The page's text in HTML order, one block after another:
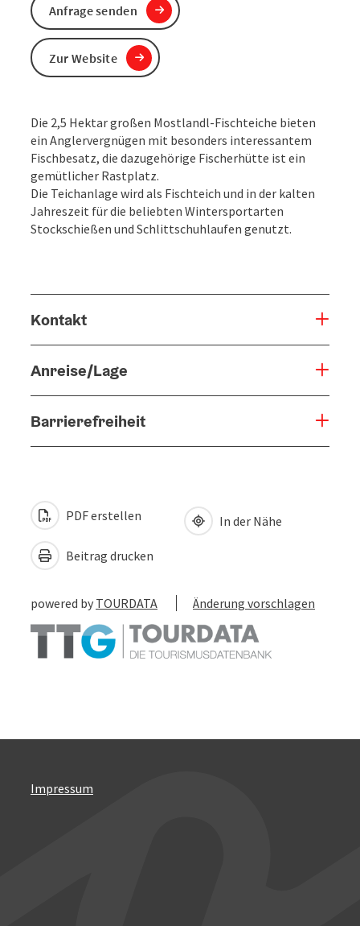
Die 2,5 Hektar großen Mostlandl-Fischteiche bieten
ein Anglervergnügen mit besonders interessantem
Fischbesatz, die dazugehörige Fischerhütte ist ein
gemütlicher Rastplatz.
Die Teichanlage wird als Fischteich und in der kalten
Jahreszeit für die beliebten Wintersportarten
Stockschießen und Schlittschuhlaufen genutzt.
Kontakt
Anreise/Lage
Barrierefreiheit
Anfrage senden
Zur Website
PDF erstellen
Beitrag drucken
In der Nähe
powered by TOURDATA Änderung vorschlagen
Impressum